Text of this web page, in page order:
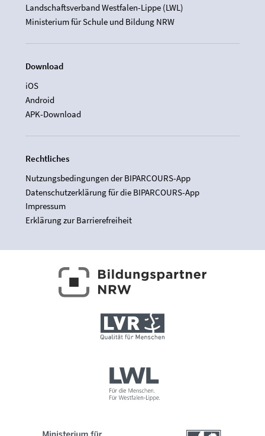
Landschaftsverband Westfalen-Lippe (LWL)
Ministerium für Schule und Bildung NRW
Download
iOS
Android
APK-Download
Rechtliches
Nutzungsbedingungen der BIPARCOURS-App
Datenschutzerklärung für die BIPARCOURS-App
Impressum
Erklärung zur Barrierefreiheit